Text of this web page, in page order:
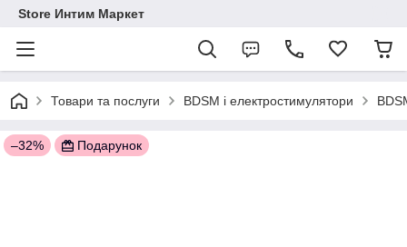
Store Интим Маркет
Товари та послуги BDSM і електростимулятори
–32% Подарунок